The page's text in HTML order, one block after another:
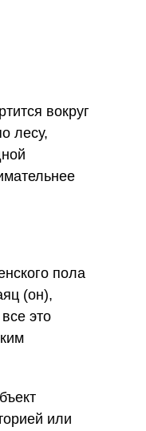
вокруг
лесу,
пола
(он),
это
или